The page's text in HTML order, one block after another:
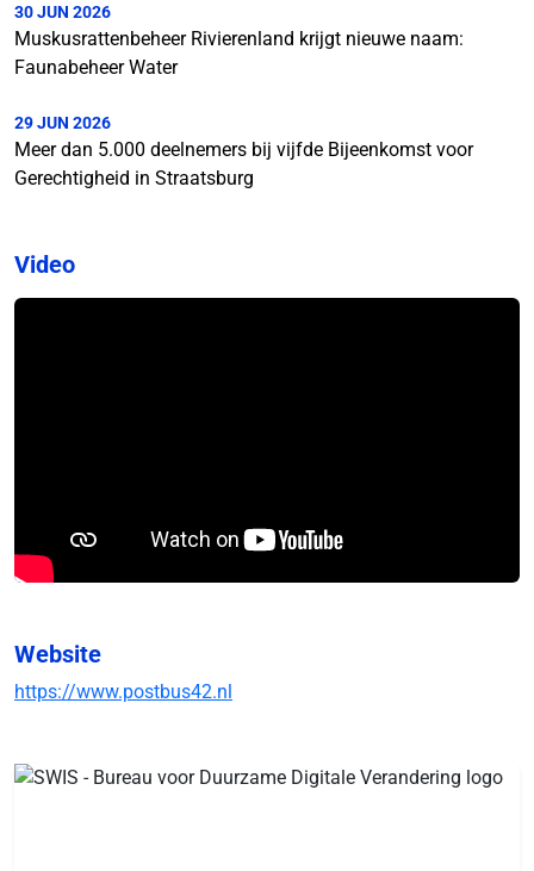
30 JUN 2026
Muskusrattenbeheer Rivierenland krijgt nieuwe naam:
Faunabeheer Water
29 JUN 2026
Meer dan 5.000 deelnemers bij vijfde Bijeenkomst voor
Gerechtigheid in Straatsburg
Video
Website
https://www.postbus42.nl